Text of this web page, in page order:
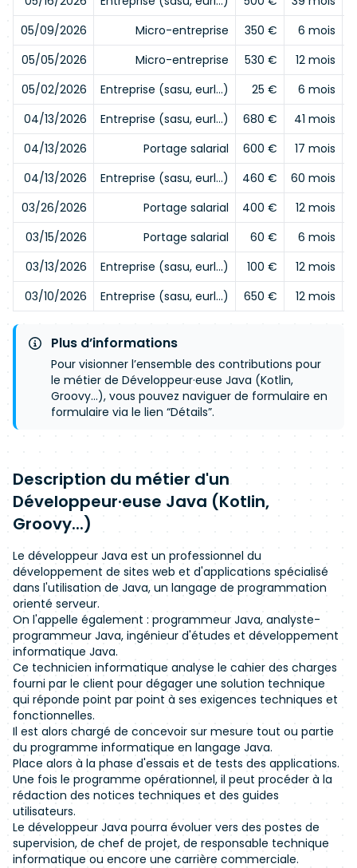
05/09/2026
Micro-entreprise 350 €
6 mois
05/05/2026
Micro-entreprise 530 €
12 mois
05/02/2026
Entreprise (sasu, eurl…) 25 €
6 mois
04/13/2026
Entreprise (sasu, eurl…) 680 €
41 mois
04/13/2026
Portage salarial 600 €
17 mois
04/13/2026
Entreprise (sasu, eurl…) 460 €
60 mois
03/26/2026
Portage salarial 400 €
12 mois
03/15/2026
Portage salarial 60 €
6 mois
03/13/2026
Entreprise (sasu, eurl…) 100 €
12 mois
03/10/2026
Entreprise (sasu, eurl…) 650 € 12 mois
Plus d’informations
Pour visionner l’ensemble des contributions pour
le métier de Développeur·euse Java (Kotlin,
Groovy...), vous pouvez naviguer de formulaire en
formulaire via le lien “Détails”.
Description du métier d'un
Développeur·euse Java (Kotlin,
Groovy...)
Le développeur Java est un professionnel du
développement de sites web et d'applications spécialisé
dans l'utilisation de Java, un langage de programmation
orienté serveur.
On l'appelle également : programmeur Java, analyste-
programmeur Java, ingénieur d'études et développement
informatique Java.
Ce technicien informatique analyse le cahier des charges
fourni par le client pour dégager une solution technique
qui réponde point par point à ses exigences techniques et
fonctionnelles.
Il est alors chargé de concevoir sur mesure tout ou partie
du programme informatique en langage Java.
Place alors à la phase d'essais et de tests des applications.
Une fois le programme opérationnel, il peut procéder à la
rédaction des notices techniques et des guides
utilisateurs.
Le développeur Java pourra évoluer vers des postes de
supervision, de chef de projet, de responsable technique
informatique ou encore une carrière commerciale.